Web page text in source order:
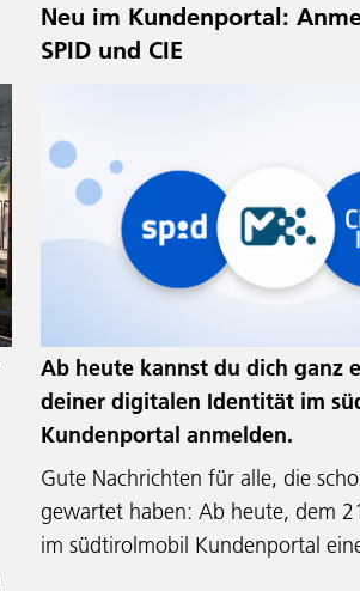
Neu im Kundenportal:
SPID und CIE
Ab heute kannst du dich ganz
deiner digitalen Identität im
Kundenportal anmelden.
Gute Nachrichten für alle, die
gewartet haben: Ab heute, dem
im südtirolmobil Kundenportal